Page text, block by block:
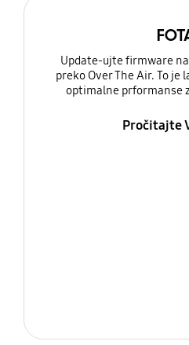
Update-ujte firmware
preko Over The Air. To je
optimalne prformanse
Pročitajte